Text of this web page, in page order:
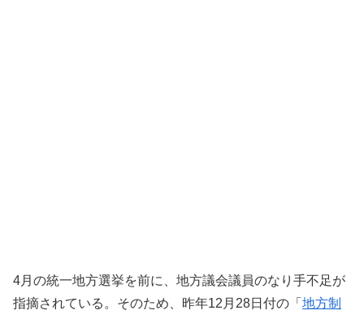
4月の統一地方選挙を前に、地方議会議員のなり手不足が
指摘されている。そのため、昨年12月28日付の「 地方制